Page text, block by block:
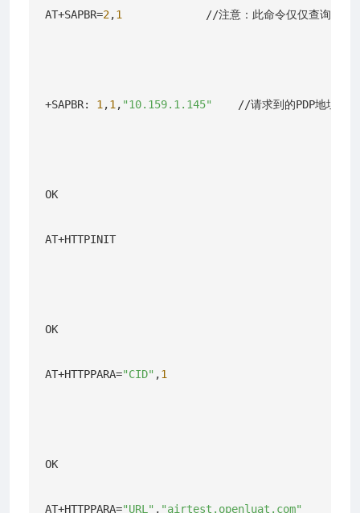
AT+SAPBR=2,1
//注意：此命令仅仅查询PDP
+SAPBR: 1 ,1 , "10.159.1.145"
    //请求到的PDP地址
OK
AT+HTTPINIT
OK
AT+HTTPPARA="CID" ,1
OK
AT+HTTPPARA="URL" , "airtest.openluat.com"